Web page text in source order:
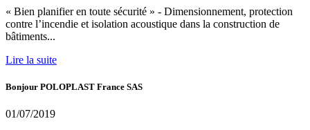
« Bien planifier en toute sécurité » - Dimensionnement, protection
contre l’incendie et isolation acoustique dans la construction de
bâtiments...
Lire la suite
Bonjour POLOPLAST France SAS
01/07/2019